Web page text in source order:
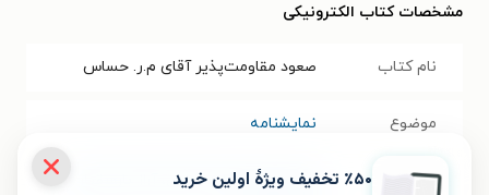
مشخصات کتاب الکترونیکی
نام کتاب صعود مقاومت‌پذیر آقای م.ر. حساس
موضوع نمایشنامه
نویسنده غلامحسین دولت آبادی ٪۵۰ تخفیف ویژۀ اولین خرید